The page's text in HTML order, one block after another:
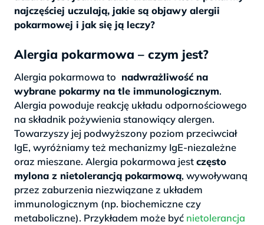
najczęściej uczulają, jakie są objawy alergii
pokarmowej i jak się ją leczy?
Alergia pokarmowa – czym jest?
Alergia pokarmowa to nadwrażliwość na
wybrane pokarmy na tle immunologicznym.
Alergia powoduje reakcję układu odpornościowego
na składnik pożywienia stanowiący alergen.
Towarzyszy jej podwyższony poziom przeciwciał
IgE, wyróżniamy też mechanizmy IgE-niezależne
oraz mieszane. Alergia pokarmowa jestczęsto
mylona z nietolerancją pokarmową, wywoływaną
przez zaburzenia niezwiązane z układem
immunologicznym (np. biochemiczne czy
metaboliczne). Przykładem może być nietolerancja